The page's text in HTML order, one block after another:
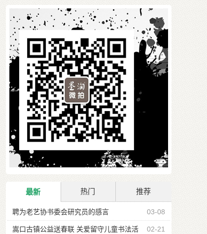
最新 热门 推荐
03-08
聘为老艺协书委会研究员的感言
02-21
嵩口古镇公益送春联 关爱留守儿童书法活